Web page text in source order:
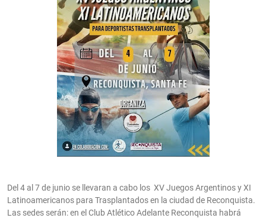
Del 4 al 7 de junio se llevaran a cabo los XV Juegos Argentinos y XI
Latinoamericanos para Trasplantados en la ciudad de Reconquista.
Las sedes serán: en el Club Atlético Adelante Reconquista habrá